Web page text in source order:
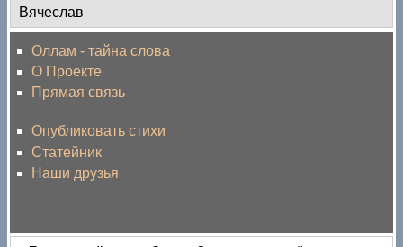
Вячеслав
Оллам - тайна слова
О Проекте
Прямая связь
Опубликовать стихи
Статейник
Наши друзья